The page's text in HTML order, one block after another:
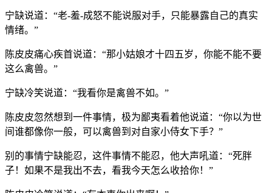
宁缺说道：“老-羞-成怒不能说服对手，只能暴露自己的真实
情绪。”
陈皮皮痛心疾首说道：“那小姑娘才十四五岁，你能不能不要
这么禽兽。”
宁缺冷笑说道：“我看你是禽兽不如。”
陈皮皮忽然想到一件事情，极为鄙夷看着他说道：“你以为世
间谁都像你一般，可以禽兽到对自家小侍女下手？”
别的事情宁缺能忍，这件事情不能忍，他大声吼道：“死胖
子！如果不是我出不去，看我今天怎么收拾你！”